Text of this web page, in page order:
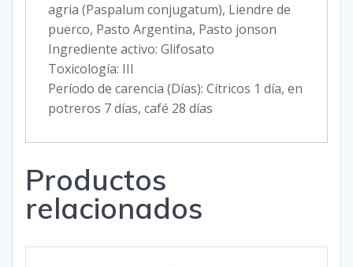
agria (Paspalum conjugatum), Liendre de
puerco, Pasto Argentina, Pasto jonson
Ingrediente activo: Glifosato
Toxicología: III
Período de carencia (Días): Cítricos 1 día, en
potreros 7 días, café 28 días
Productos
relacionados